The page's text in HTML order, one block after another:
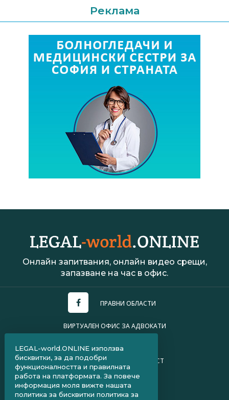
Реклама
Онлайн запитвания, онлайн видео срещи,
запазване на час в офис.
ПРАВНИ ОБЛАСТИ
ВИРТУАЛЕН ОФИС ЗА АДВОКАТИ
ПОЛИТИКА ЗА ПОВЕРИТЕЛНОСТ
ЧЗВ ЗА КЛИЕНТИ
ЧЗВ ЗА АДВОКАТИ
LEGAL-world.ONLINE използва
бисквитки, за да подобри
функционалността и правилната
работа на платформата. За повече
информация моля вижте нашата
политика за бисквитки политика за